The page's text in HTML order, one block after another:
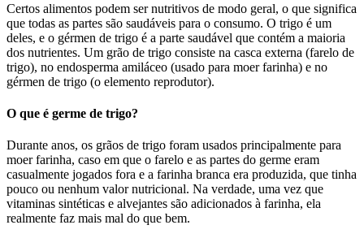
Certos alimentos podem ser nutritivos de modo geral, o que significa
que todas as partes são saudáveis ​​para o consumo. O trigo é um
deles, e o gérmen de trigo é a parte saudável que contém a maioria
dos nutrientes. Um grão de trigo consiste na casca externa (farelo de
trigo), no endosperma amiláceo (usado para moer farinha) e no
gérmen de trigo (o elemento reprodutor).
O que é germe de trigo?
Durante anos, os grãos de trigo foram usados ​​principalmente para
moer farinha, caso em que o farelo e as partes do germe eram
casualmente jogados fora e a farinha branca era produzida, que tinha
pouco ou nenhum valor nutricional. Na verdade, uma vez que
vitaminas sintéticas e alvejantes são adicionados à farinha, ela
realmente faz mais mal do que bem.